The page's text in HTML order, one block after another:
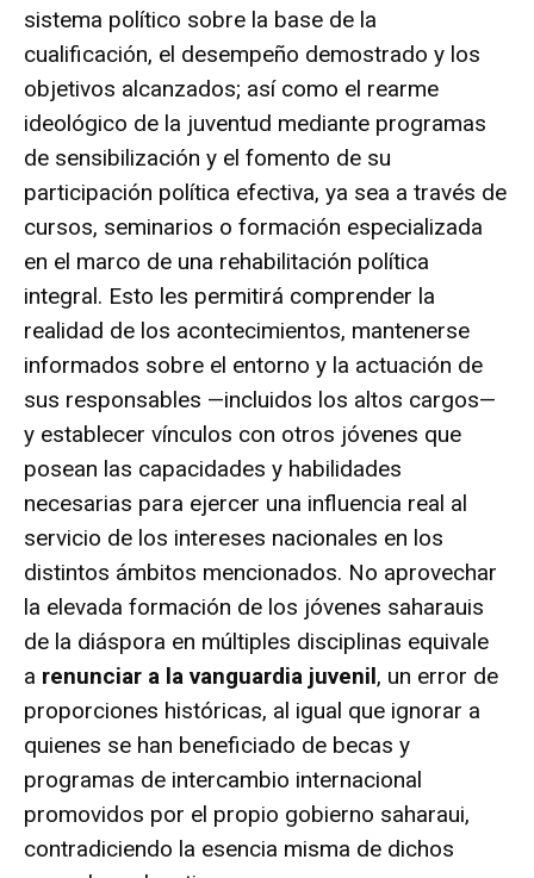
sistema político sobre la base de la
cualificación, el desempeño demostrado y los
objetivos alcanzados; así como el rearme
ideológico de la juventud mediante programas
de sensibilización y el fomento de su
participación política efectiva, ya sea a través de
cursos, seminarios o formación especializada
en el marco de una rehabilitación política
integral. Esto les permitirá comprender la
realidad de los acontecimientos, mantenerse
informados sobre el entorno y la actuación de
sus responsables —incluidos los altos cargos—
y establecer vínculos con otros jóvenes que
posean las capacidades y habilidades
necesarias para ejercer una influencia real al
servicio de los intereses nacionales en los
distintos ámbitos mencionados. No aprovechar
la elevada formación de los jóvenes saharauis
de la diáspora en múltiples disciplinas equivale
a renunciar a la vanguardia juvenil, un error de
proporciones históricas, al igual que ignorar a
quienes se han beneficiado de becas y
programas de intercambio internacional
promovidos por el propio gobierno saharaui,
contradiciendo la esencia misma de dichos